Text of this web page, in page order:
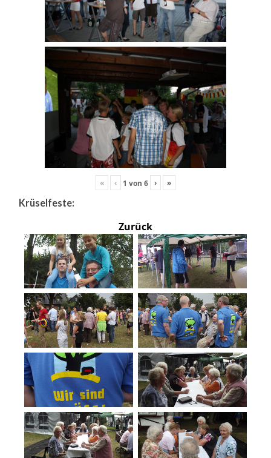
« ‹ 1 von 6 › »
Krüselfeste:
Zurück